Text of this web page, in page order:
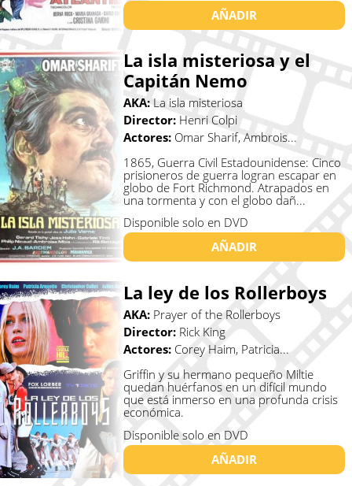
AÑADIR
La isla misteriosa y el
Capitán Nemo
AKA: La isla misteriosa
Director: Henri Colpi
Actores: Omar Sharif, Ambrois...
1865, Guerra Civil Estadounidense: Cinco
prisioneros de guerra logran escapar en
globo de Fort Richmond. Atrapados en
una tormenta y con el globo dañ...
Disponible solo en DVD
AÑADIR
La ley de los Rollerboys
AKA: Prayer of the Rollerboys
Director: Rick King
Actores: Corey Haim, Patricia...
Griffin y su hermano pequeño Miltie
quedan huérfanos en un difícil mundo
que está inmerso en una profunda crisis
económica.
Disponible solo en DVD
AÑADIR